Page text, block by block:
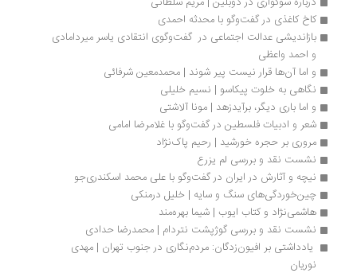
کاخ کاغذی در گفت‌وگو با محدثه احمدی
بازاندیشی عدالت اجتماعی در  گفت‌وگوی انتقادی یاسر میردامادی
و احمد واعظی
و اما آن‌ها قرار نیست پیر شوند | محمدمعین شرفائی
نگاهی به خلوت پیکاسو | نسیم خلیلی
و اما باری دیگر، برآیدزهد | مونا آلاشتی
شعر و ادبیات فلسطین در گفت‌و‌گو با غلامرضا امامی
مروری بر حجره خورشید | رحیم پاک‌نژاد
نشست نقد و بررسی لم یزرع
نیچه‌ و آثارش در ایران در گفت‌وگو با علی محمد اسکندری‌جو
چین‌خوردگی‌های سنگ و سایه | خلیل درمنکی
هاشمی‌نژاد و کتاب ایوب | شيما بهره‌مند
نشست نقد و بررسی گوژپشت نتردام | محمدرضا حدادی
یادداشتی بر افیون‌زدگان: مردم‌نگاری در جنوب تهران | مهدی